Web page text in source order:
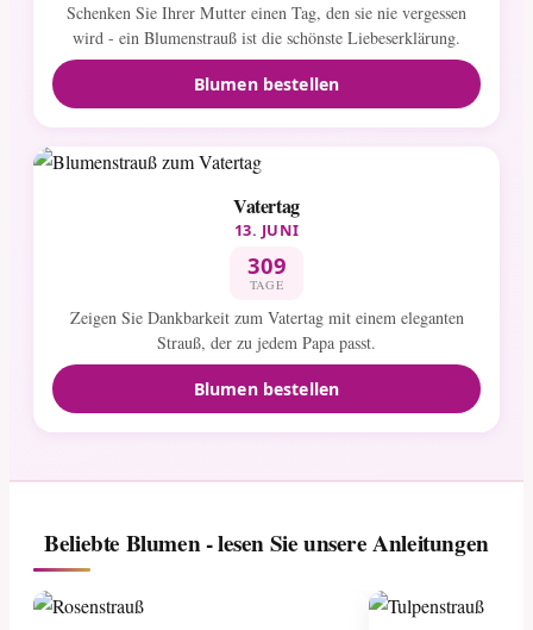
Schenken Sie Ihrer Mutter einen Tag, den sie nie vergessen
wird - ein Blumenstrauß ist die schönste Liebeserklärung.
Blumen bestellen
Vatertag
13. JUNI
309
TAGE
Zeigen Sie Dankbarkeit zum Vatertag mit einem eleganten
Strauß, der zu jedem Papa passt.
Blumen bestellen
Beliebte Blumen - lesen Sie unsere Anleitungen